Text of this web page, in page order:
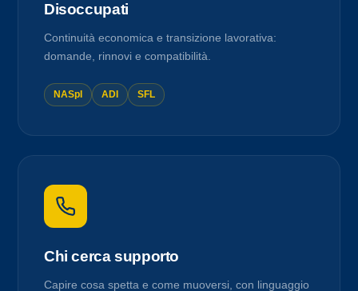
Disoccupati
Continuità economica e transizione lavorativa:
domande, rinnovi e compatibilità.
NASpI ADI SFL
Chi cerca supporto
Capire cosa spetta e come muoversi, con linguaggio